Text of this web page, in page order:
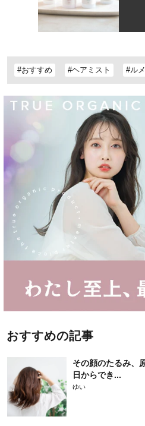
#おすすめ #ヘアミスト #ル
おすすめの記事
その顔のたるみ、
日からでき...
ゆい